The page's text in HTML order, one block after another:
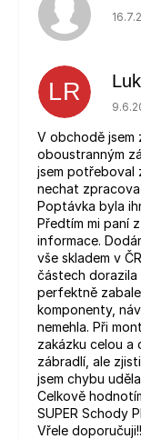
LR
V obchodě jsem
oboustranným
jsem potřeboval
nechat
Poptávka byla
Předtím mi paní
informace.
vše skladem v
částech
perfektně
komponenty,
nemehla. Při
zakázku celou a
zábradlí, ale
jsem chybu
Celkově
SUPER Schody
Vřele